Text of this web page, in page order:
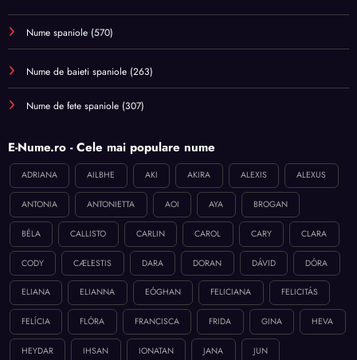
Nume spaniole (570)
Nume de baieti spaniole (263)
Nume de fete spaniole (307)
E-Nume.ro - Cele mai populare nume
ADRIANA AILBHE AKI AKIRA ALEXIS ALEXUS
ANTONIA ANTONIETTA AOI AYA BROGAN
BÉLA CALLISTO CARLIN CAROL CARY CLARA
CODY CÆLESTIS DARA DORAN DÁVID DÓRA
ELIANA ELIANNA EÓGHAN FELICIANA FELICITÁS
FELÍCIA FLÓRA FRANCISCA FRIDA GINA HEVA
HEYDAR IHSAN IONATAN JANA JUN